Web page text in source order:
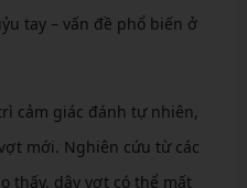
tay – vấn đề phổ biến ở
cảm giác đánh tự nhiên,
mới. Nghiên cứu từ các
thấy, dây vợt có thể mất